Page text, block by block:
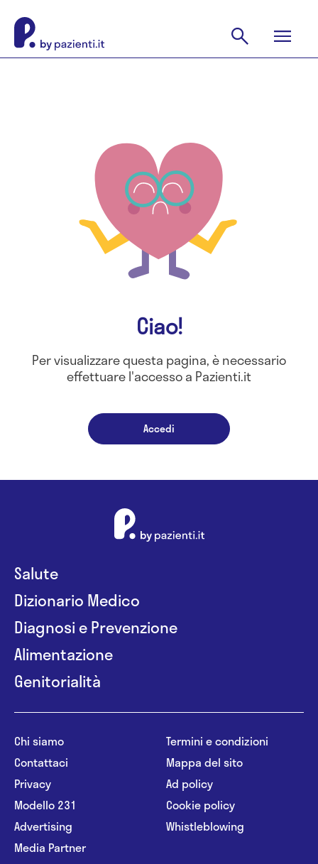
Ciao!
Per visualizzare questa pagina, è necessario
effettuare l'accesso a Pazienti.it
Accedi
Salute
Dizionario Medico
Diagnosi e Prevenzione
Alimentazione
Genitorialità
Chi siamo
Contattaci
Privacy
Modello 231
Advertising
Media Partner
Termini e condizioni
Mappa del sito
Ad policy
Cookie policy
Whistleblowing